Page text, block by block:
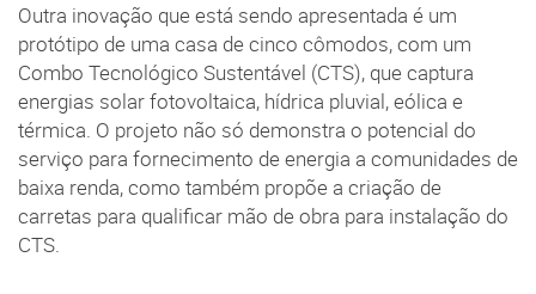
Outra inovação que está sendo apresentada é um
protótipo de uma casa de cinco cômodos, com um
Combo Tecnológico Sustentável (CTS), que captura
energias solar fotovoltaica, hídrica pluvial, eólica e
térmica. O projeto não só demonstra o potencial do
serviço para fornecimento de energia a comunidades de
baixa renda, como também propõe a criação de
carretas para qualificar mão de obra para instalação do
CTS.